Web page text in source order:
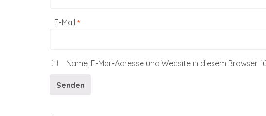
E-Mail *
Name, E-Mail-Adresse und Website in diesem Browser